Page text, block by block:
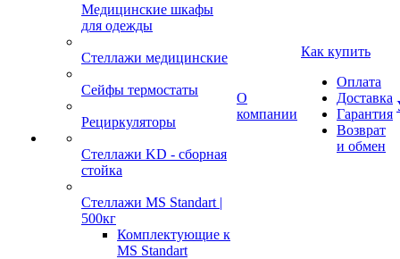
Медицинские шкафы
для одежды
Стеллажи медицинские
Сейфы термостаты
Рециркуляторы
Стеллажи KD - сборная
стойка
Стеллажи MS Standart |
500кг
Комплектующие к
MS Standart
О
компании
Как купить
Оплата
Доставка
Гарантия
Возврат
и обмен